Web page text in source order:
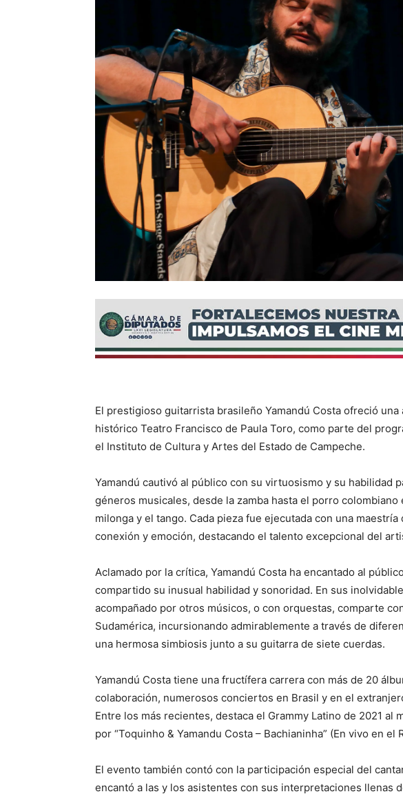
El prestigioso guitarrista brasileño Yamandú Costa ofreció
histórico Teatro Francisco de Paula Toro, como parte del
el Instituto de Cultura y Artes del Estado de Campeche.
Yamandú cautivó al público con su virtuosismo y su habilidad
géneros musicales, desde la zamba hasta el porro
milonga y el tango. Cada pieza fue ejecutada con una
conexión y emoción, destacando el talento excepcional del
Aclamado por la crítica, Yamandú Costa ha encantado al
compartido su inusual habilidad y sonoridad. En sus
acompañado por otros músicos, o con orquestas, comparte
Sudamérica, incursionando admirablemente a través de
una hermosa simbiosis junto a su guitarra de siete cuerdas.
Yamandú Costa tiene una fructífera carrera con más de 20
colaboración, numerosos conciertos en Brasil y en el
Entre los más recientes, destaca el Grammy Latino de 2021 al
por “Toquinho & Yamandu Costa – Bachianinha” (En vivo en
El evento también contó con la participación especial del
encantó a las y los asistentes con sus interpretaciones llenas